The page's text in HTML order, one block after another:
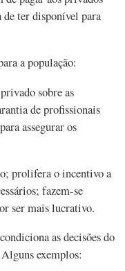
de ter disponível para
a população:
sobre as
de profissionais
assegurar os
prolifera o incentivo a
fazem-se
ser mais lucrativo.
as decisões do
exemplos: